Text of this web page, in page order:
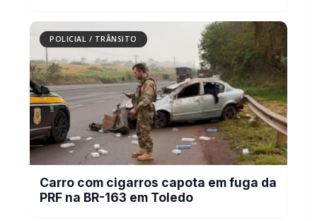
POLICIAL / TRÂNSITO
Carro com cigarros capota em fuga da
PRF na BR-163 em Toledo